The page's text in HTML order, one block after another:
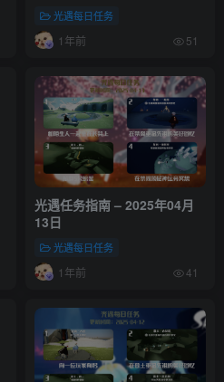
光遇每日任务
1年前 51
光遇任务指南 – 2025年04月
13日
光遇每日任务
1年前 41